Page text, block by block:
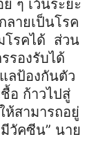
ๆ เว้นระยะ
ลายเป็นโรค
โรคได้ ส่วน
รองรับได้
ลป้องกันตัว
อ ก้าวไปสู่
ห้สามารถอยู่
วัคซีน” นาย